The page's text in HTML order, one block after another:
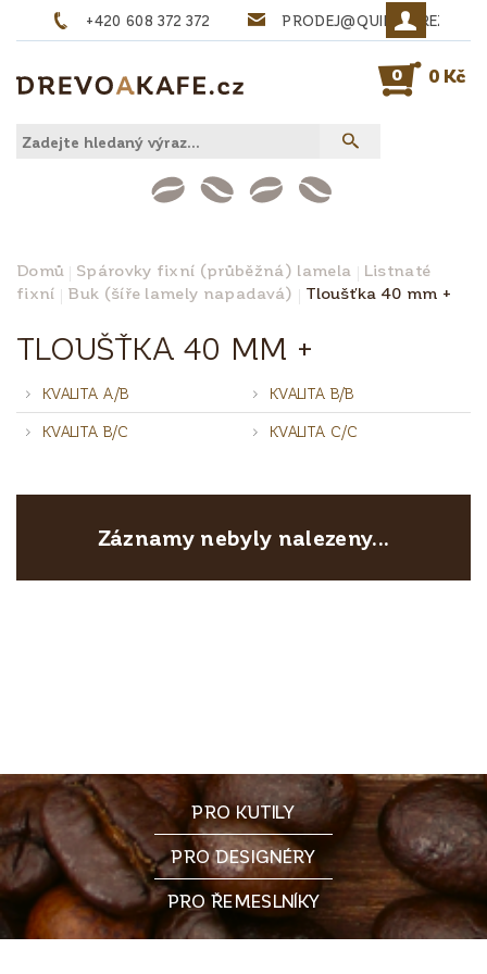
+420 608 372 372 PRODEJ@QUINTA-
0 0 Kč
Domů Spárovky fixní (průběžná) lamela
Listnaté
fixní
Buk (šíře lamely napadavá) Tloušťka 40 mm +
TLOUŠŤKA 40 MM +
KVALITA A/B KVALITA B/B
KVALITA B/C KVALITA C/C
Záznamy nebyly nalezeny...
PRO KUTILY
PRO DESIGNÉRY
PRO ŘEMESLNÍKY